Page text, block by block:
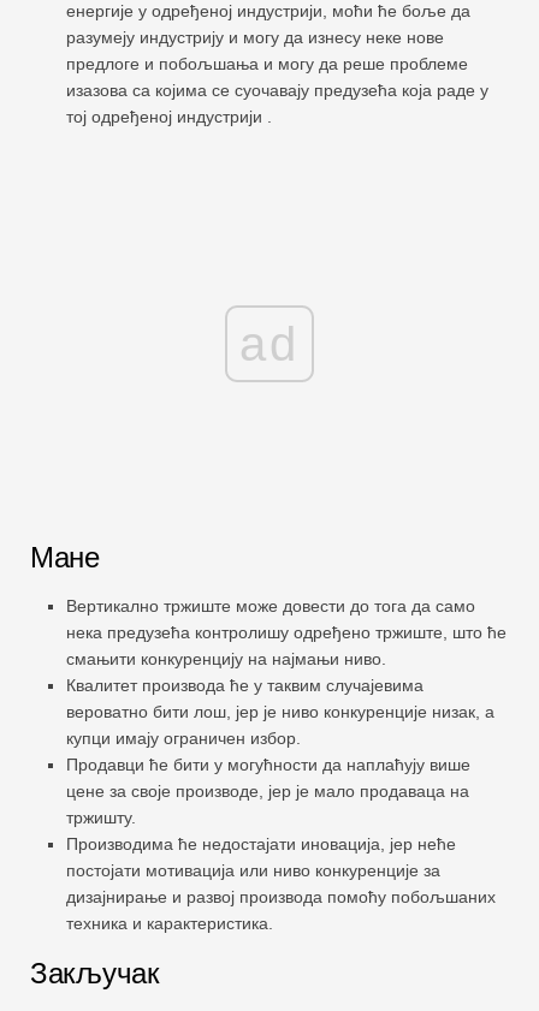
енергије у одређеној индустрији, моћи ће боље да
разумеју индустрију и могу да изнесу неке нове
предлоге и побољшања и могу да реше проблеме
изазова са којима се суочавају предузећа која раде у
тој одређеној индустрији .
ad
Мане
Вертикално тржиште може довести до тога да само
нека предузећа контролишу одређено тржиште, што ће
смањити конкуренцију на најмањи ниво.
Квалитет производа ће у таквим случајевима
вероватно бити лош, јер је ниво конкуренције низак, а
купци имају ограничен избор.
Продавци ће бити у могућности да наплаћују више
цене за своје производе, јер је мало продаваца на
тржишту.
Производима ће недостајати иновација, јер неће
постојати мотивација или ниво конкуренције за
дизајнирање и развој производа помоћу побољшаних
техника и карактеристика.
Закључак